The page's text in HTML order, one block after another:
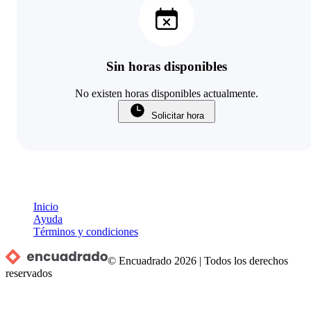
Sin horas disponibles
No existen horas disponibles actualmente.
Solicitar hora
Inicio
Ayuda
Términos y condiciones
© Encuadrado 2026 |Todos los derechos
reservados